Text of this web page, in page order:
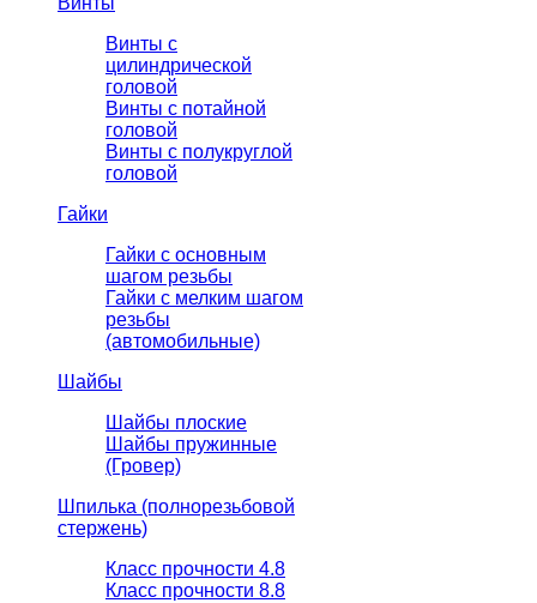
Винты с
цилиндрической
головой
Винты с потайной
головой
Винты с полукруглой
головой
Гайки
Гайки с основным
шагом резьбы
Гайки с мелким шагом
резьбы
(автомобильные)
Шайбы
Шайбы плоские
Шайбы пружинные
(Гровер)
Шпилька (полнорезьбовой
стержень)
Класс прочности 4.8
Класс прочности 8.8